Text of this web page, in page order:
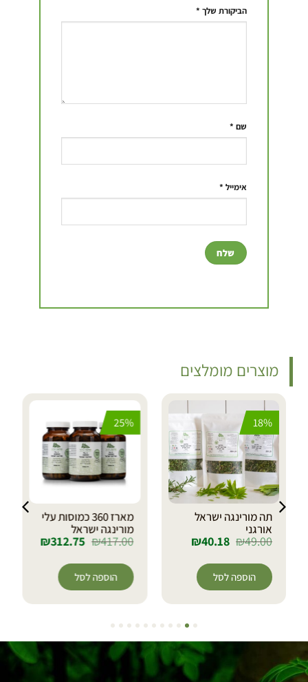
הביקורת שלך *
שם *
אימייל *
מוצרים מומלצים
18%
תה מורינגה ישראל
אורגני
₪49.00
₪40.18
הוספה לסל
25%
מארז 360 כמוסות עלי
מורינגה ישראל
₪417.00
₪312.75
הוספה לסל